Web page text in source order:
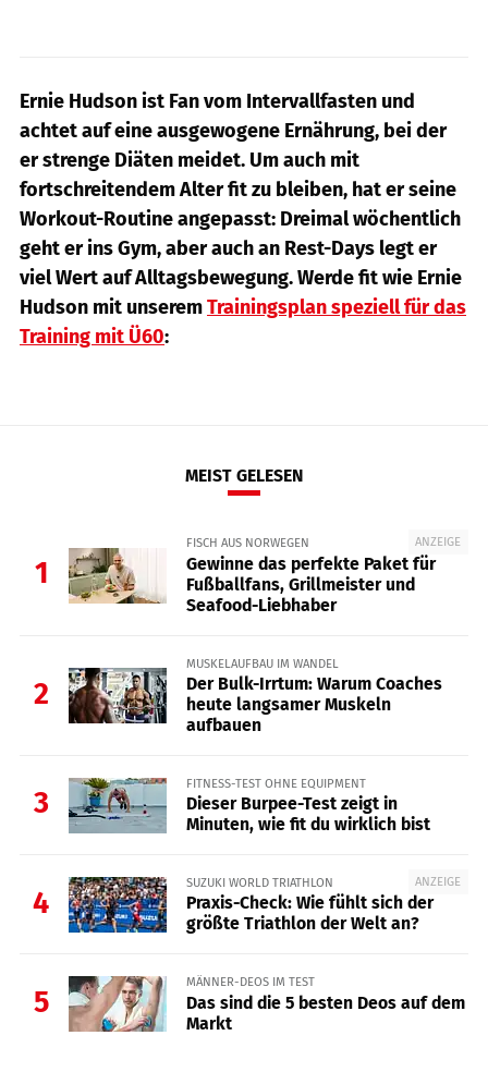
Ernie Hudson ist Fan vom Intervallfasten und
achtet auf eine ausgewogene Ernährung, bei der
er strenge Diäten meidet. Um auch mit
fortschreitendem Alter fit zu bleiben, hat er seine
Workout-Routine angepasst: Dreimal wöchentlich
geht er ins Gym, aber auch an Rest-Days legt er
viel Wert auf Alltagsbewegung. Werde fit wie Ernie
Hudson mit unseremTrainingsplan speziell für das
Training mit Ü60:
MEIST GELESEN
1
ANZEIGE
FISCH AUS NORWEGEN
Gewinne das perfekte Paket für
Fußballfans, Grillmeister und
Seafood-Liebhaber
2
MUSKELAUFBAU IM WANDEL
Der Bulk-Irrtum: Warum Coaches
heute langsamer Muskeln
aufbauen
3
FITNESS-TEST OHNE EQUIPMENT
Dieser Burpee-Test zeigt in
Minuten, wie fit du wirklich bist
4
ANZEIGE
SUZUKI WORLD TRIATHLON
Praxis-Check: Wie fühlt sich der
größte Triathlon der Welt an?
5
MÄNNER-DEOS IM TEST
Das sind die 5 besten Deos auf dem
Markt